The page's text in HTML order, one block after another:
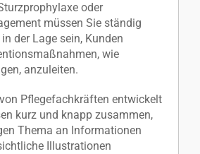
oder
müssen Sie ständig
der Lage sein, Kunden
wie
anzuleiten.
Pflegefachkräften entwickelt
kurz und knapp zusammen,
Thema an Informationen
Illustrationen